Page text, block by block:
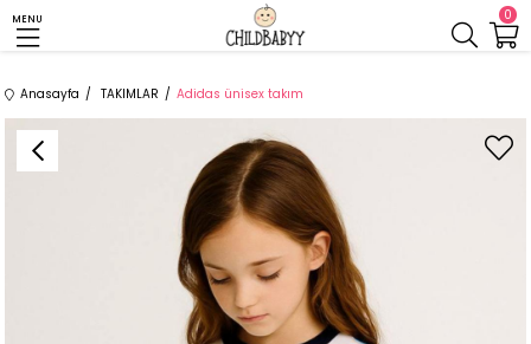
0
MENU
Anasayfa TAKIMLAR Adidas ünisex takım